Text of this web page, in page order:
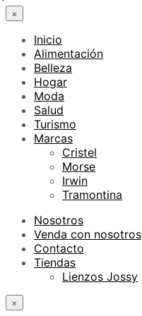
×
Inicio
Alimentación
Belleza
Hogar
Moda
Salud
Turismo
Marcas
Cristel
Morse
Irwin
Tramontina
Nosotros
Venda con nosotros
Contacto
Tiendas
Lienzos Jossy
×